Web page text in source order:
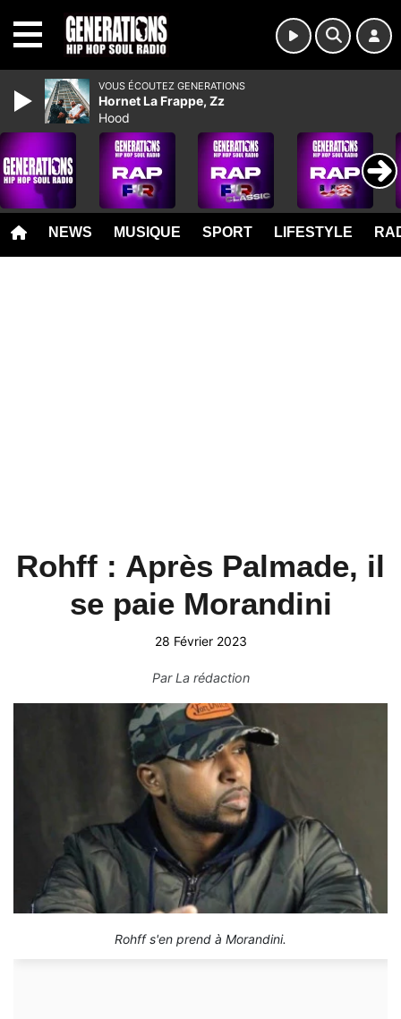
NEWS MUSIQUE SPORT LIFESTYLE
Rohff : Après Palmade, il
se paie Morandini
28 Février 2023
ParLa rédaction
Rohff s'en prend à Morandini.
VOUS ÉCOUTEZ GENERATIONS
Hornet La Frappe, Zz
Hood